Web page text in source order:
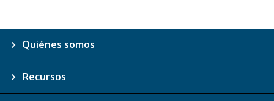
Quiénes somos
Recursos